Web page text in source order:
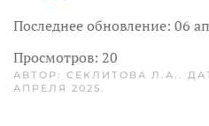
Последнее обновление: 06
Просмотров: 20
АВТОР: СЕКЛИТОВА Л.А..
АПРЕЛЯ 2025.